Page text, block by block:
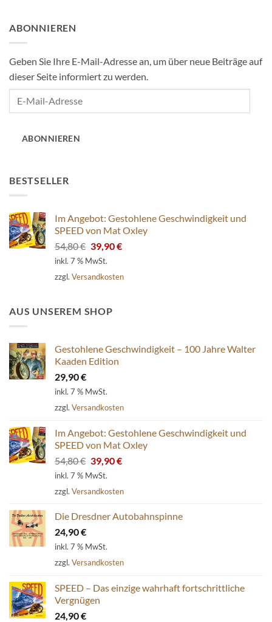
ABONNIEREN
Geben Sie Ihre E-Mail-Adresse an, um über neue Beiträge auf
dieser Seite informiert zu werden.
ABONNIEREN
BESTSELLER
Im Angebot: Gestohlene Geschwindigkeit und
SPEED von Mat Oxley
54,80€ Ursprünglicher
Preis
war:
54,80 €
39,90€Aktueller
39,90 €.
inkl. 7 % MwSt.
zzgl. Versandkosten
AUS UNSEREM SHOP
Gestohlene Geschwindigkeit – 100 Jahre Walter
Kaaden Edition
29,90€
inkl. 7 % MwSt.
zzgl. Versandkosten
Im Angebot: Gestohlene Geschwindigkeit und
SPEED von Mat Oxley
54,80€ Ursprünglicher
Preis
54,80 €
39,90€Aktueller
39,90 €.
inkl. 7 % MwSt.
zzgl. Versandkosten
Die Dresdner Autobahnspinne
24,90€
inkl. 7 % MwSt.
zzgl. Versandkosten
SPEED – Das einzige wahrhaft fortschrittliche
Vergnügen
24,90€